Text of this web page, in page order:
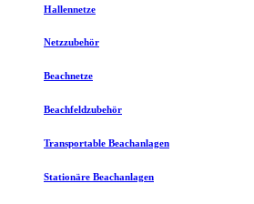
Hallennetze
Netzzubehör
Beachnetze
Beachfeldzubehör
Transportable Beachanlagen
Stationäre Beachanlagen